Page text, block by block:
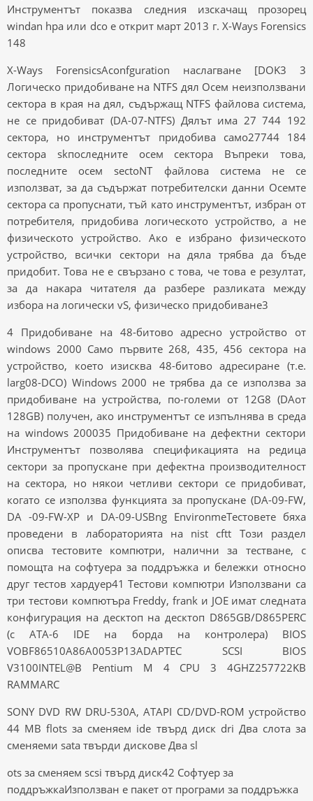
Инструментът показва следния изскачащ прозорец
windan hpa или dco е открит март 2013 г. X-Ways Forensics
148
X-Ways ForensicsAconfguration наслагване [DOK3 3
Логическо придобиване на NTFS дял Осем неизползвани
сектора в края на дял, съдържащ NTFS файлова система,
не се придобиват (DA-07-NTFS) Дялът има 27 744 192
сектора, но инструментът придобива само27744 184
сектора skпоследните осем сектора Въпреки това,
последните осем sectoNT файлова система не се
използват, за да съдържат потребителски данни Осемте
сектора са пропуснати, тъй като инструментът, избран от
потребителя, придобива логическото устройство, а не
физическото устройство. Ако е избрано физическото
устройство, всички сектори на дяла трябва да бъде
придобит. Това не е свързано с това, че това е резултат,
за да накара читателя да разбере разликата между
избора на логически vS, физическо придобиване3
4 Придобиване на 48-битово адресно устройство от
windows 2000 Само първите 268, 435, 456 сектора на
устройство, което изисква 48-битово адресиране (т.е.
larg08-DCO) Windows 2000 не трябва да се използва за
придобиване на устройства, по-големи от 12G8 (DAот
128GB) получен, ако инструментът се изпълнява в среда
на windows 200035 Придобиване на дефектни сектори
Инструментът позволява спецификацията на редица
сектори за пропускане при дефектна производителност
на сектора, но някои четливи сектори се придобиват,
когато се използва функцията за пропускане (DA-09-FW,
DA -09-FW-XP и DA-09-USBng EnvironmeТестовете бяха
проведени в лабораторията на nist cftt Този раздел
описва тестовите компютри, налични за тестване, с
помощта на софтуера за поддръжка и бележки относно
друг тестов хардуер41 Тестови компютри Използвани са
три тестови компютъра Freddy, frank и JOE имат следната
конфигурация на десктоп на десктоп D865GB/D865PERC
(с ATA-6 IDE на борда на контролера) BIOS
VOBF86510A86A0053P13ADAPTEC SCSI BIOS
V3100INTEL@B Pentium M 4 CPU 3 4GHZ257722KB
RAMMARC
SONY DVD RW DRU-530A, ATAPI CD/DVD-ROM устройство
44 MB flots за сменяем ide твърд диск dri Два слота за
сменяеми sata твърди дискове Два sl
ots за сменяем scsi твърд диск42 Софтуер за
поддръжкаИзползван е пакет от програми за поддръжка